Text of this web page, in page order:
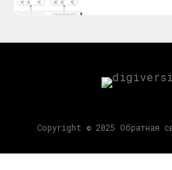
Copyright © 2025 Обратная